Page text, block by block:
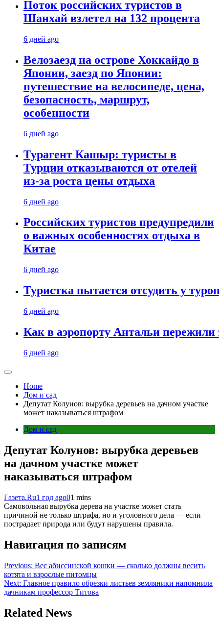
Поток российских туристов в
Шанхай взлетел на 132 процента
6 дней ago
Велозаезд на острове Хоккайдо в
Японии, заезд по Японии:
путешествие на велосипеде, цена,
безопасность, маршрут,
особенности
6 дней ago
Турагент Кашыр: туристы в
Турции отказываются от отелей
из-за роста цены отдыха
6 дней ago
Российских туристов предупредили
о важных особенностях отдыха в
Китае
6 дней ago
Туристка пытается отсудить у
6 дней ago
Как в аэропорту Антальи
6 дней ago
Home
Дом и сад
Депутат Колунов: вырубка деревьев на дачном участке
может наказываться штрафом
Дом и сад
Депутат Колунов: вырубка деревьев
на дачном участке может
наказываться штрафом
Газета.Ru1 год ago01 mins
Самовольная вырубка дерева на участке может стать
причиной не только штрафа, но и уголовного дела — если
пострадает природа или будут нарушены правила.
Навигация по записям
Previous: Вес абиссинской кошки — сколько должны весить
котята и взрослые питомцы
Next: Главное правило обрезки листьев земляники напомнила
дачникам профессор Титова
Related News